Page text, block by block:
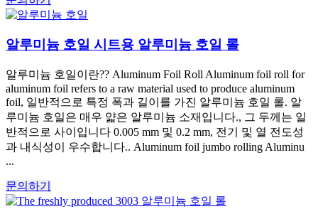
알루미늄 호일 시트용 알루미늄 호일 롤
알루미늄 호일이란?? Aluminum Foil Roll Aluminum foil roll for
aluminum foil refers to a raw material used to produce aluminum
foil, 일반적으로 특정 폭과 길이를 가진 알루미늄 호일 롤. 알
루미늄 호일은 매우 얇은 알루미늄 소재입니다., 그 두께는 일
반적으로 사이입니다 0.005 mm 및 0.2 mm, 전기 및 열 전도성
과 내식성이 우수합니다.. Aluminum foil jumbo rolling Aluminu
...
문의하기